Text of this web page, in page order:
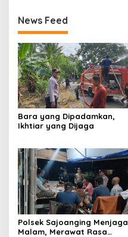
News Feed
Bara yang Dipadamkan,
Ikhtiar yang Dijaga
Polsek Sajoanging Menjaga
Malam, Merawat Rasa